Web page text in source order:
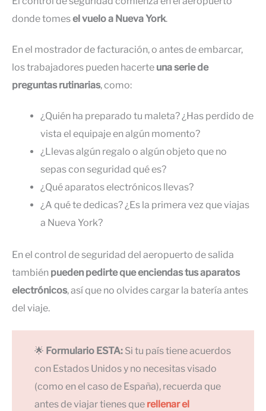
donde tomesel vuelo a Nueva York.
En el mostrador de facturación, o antes de embarcar,
los trabajadores pueden hacerte una serie de
preguntas rutinarias, como:
¿Quién ha preparado tu maleta? ¿Has perdido de
vista el equipaje en algún momento?
¿Llevas algún regalo o algún objeto que no
sepas con seguridad qué es?
¿Qué aparatos electrónicos llevas?
¿A qué te dedicas? ¿Es la primera vez que viajas
a Nueva York?
En el control de seguridad del aeropuerto de salida
también pueden pedirte que enciendas tus aparatos
electrónicos, así que no olvides cargar la batería antes
del viaje.
🌟 Formulario ESTA: Si tu país tiene acuerdos
con Estados Unidos y no necesitas visado
(como en el caso de España), recuerda que
antes de viajar tienes que rellenar el